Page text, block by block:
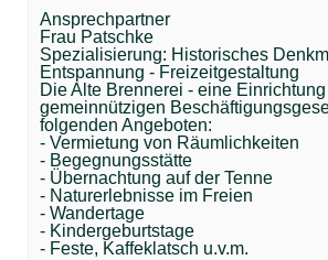
Ansprechpartner
Frau Patschke
Spezialisierung: Historisches
Entspannung - Freizeitgestaltung
Die Alte Brennerei - eine Einrichtung
gemeinnützigen
folgenden Angeboten:
- Vermietung von Räumlichkeiten
- Begegnungsstätte
- Übernachtung auf der Tenne
- Naturerlebnisse im Freien
- Wandertage
- Kindergeburtstage
- Feste, Kaffeklatsch u.v.m.